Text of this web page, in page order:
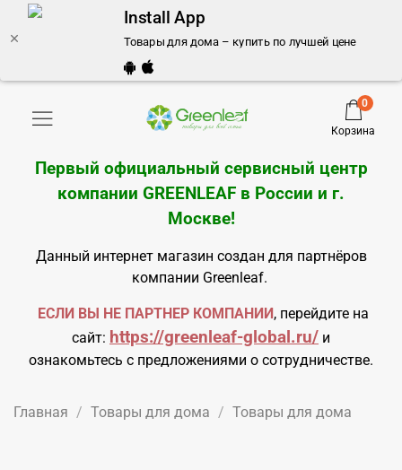
Install App
Товары для дома – купить по лучшей цене |
0
Корзина
Первый официальный сервисный центр
компании GREENLEAF в России и г.
Москве!
Данный интернет магазин создан для партнёров
компании Greenleaf.
ЕСЛИ ВЫ НЕ ПАРТНЕР КОМПАНИИ, перейдите на
сайт: https://greenleaf-global.ru/ и
ознакомьтесь с предложениями о сотрудничестве.
Главная Товары для дома Товары для дома